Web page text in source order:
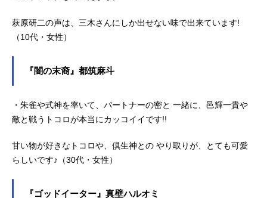
萩原研二の声は、三木さんにしか出せない味で出来ています!
（10代・女性）
『闇の末裔』都筑麻斗
・朱雀や式神を率いて、パートナーの密と 一緒に、邑輝一貴や
敵と戦うトコロが本当にカッコイイです!!
甘い物が好きなトコロや、倶生神との やり取りが、とても可愛
らしいです♪（30代・女性）
『ゴッドイーター』真壁ハルオミ